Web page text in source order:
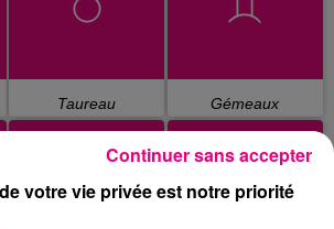
Taureau Gémeaux
votre vie privée est notre priorité
Continuer sans accepter